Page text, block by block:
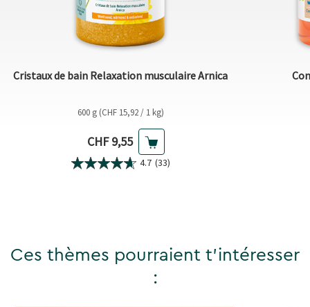
Cristaux de bain Relaxation musculaire Arnica
600 g (CHF 15,92 / 1 kg)
Prix actuel
CHF 9,55
4.7 (33)
Ces thèmes pourraient t'intéresser
: